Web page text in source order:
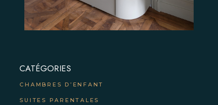
CATÉGORIES
CHAMBRES D’ENFANT
SUITES PARENTALES